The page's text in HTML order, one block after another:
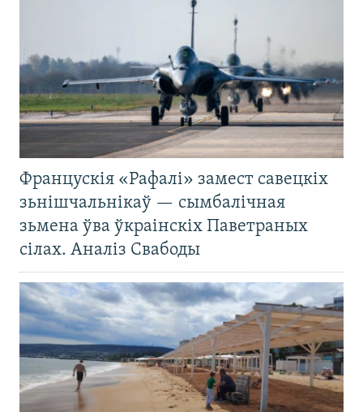
Францускія «Рафалі» замест савецкіх
зьнішчальнікаў — сымбалічная
зьмена ўва ўкраінскіх Паветраных
сілах. Аналіз Свабоды